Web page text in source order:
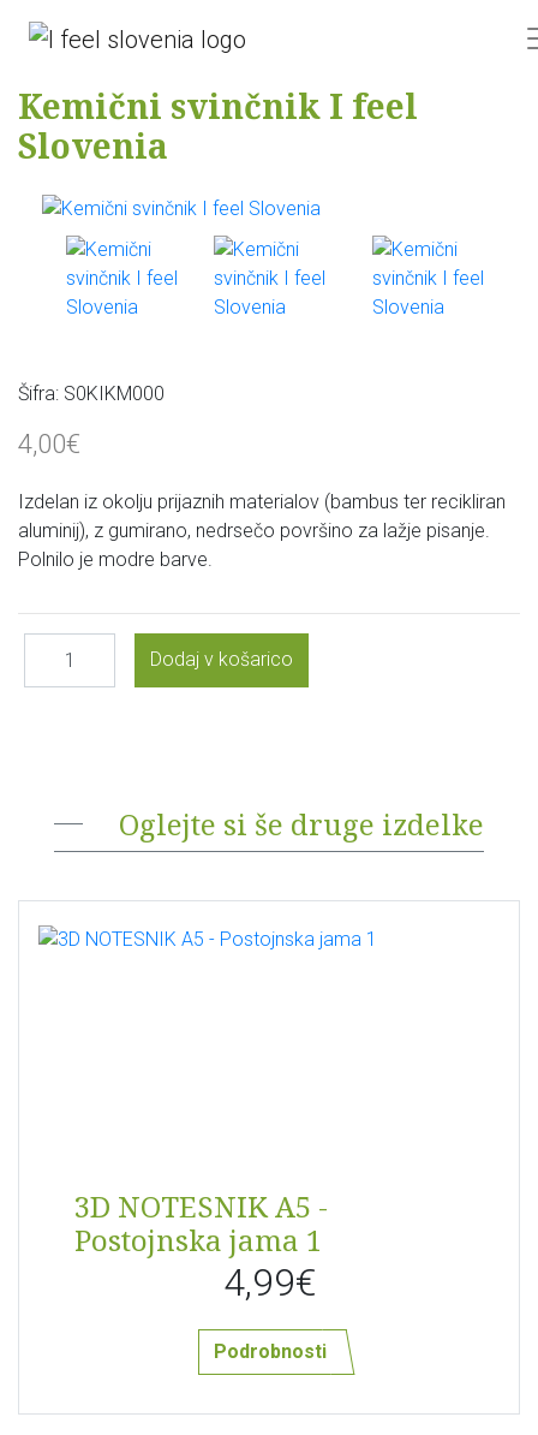
Kemični svinčnik I feel
Slovenia
Šifra: S0KIKM000
4,00€
Izdelan iz okolju prijaznih materialov (bambus ter recikliran
aluminij), z gumirano, nedrsečo površino za lažje pisanje.
Polnilo je modre barve.
Oglejte si še druge izdelke
3D NOTESNIK A5 -
Postojnska jama 1
4,99€
Podrobnosti